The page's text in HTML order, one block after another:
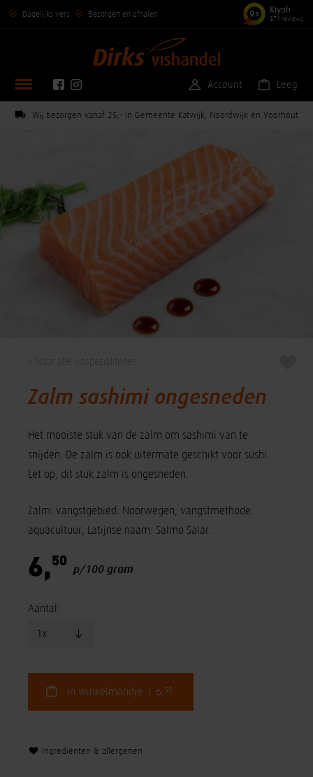
9,5 Kiyoh
371 reviews
Dagelijks vers Bezorgen en afhalen
Account Leeg
Wij bezorgen vanaf 25,- in Gemeente Katwijk, Noordwijk en Voorhout
Zalm sashimi ongesneden
Het mooiste stuk van de zalm om sashimi van te
snijden. De zalm is ook uitermate geschikt voor sushi.
Let op, dit stuk zalm is ongesneden.
Zalm: vangstgebied: Noorwegen, vangstmethode:
aquacultuur, Latijnse naam: Salmo Salar.
6, 50
p/100 gram
Aantal:
In winkelmandje | 6, 50
Ingrediënten & allergenen